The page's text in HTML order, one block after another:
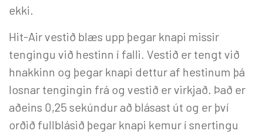
ekki.
Hit-Air vestið blæs upp þegar knapi missir
tengingu við hestinn í falli. Vestið er tengt við
hnakkinn og þegar knapi dettur af hestinum þá
losnar tengingin frá og vestið er virkjað. Það er
aðeins 0,25 sekúndur að blásast út og er því
orðið fullblásið þegar knapi kemur í snertingu